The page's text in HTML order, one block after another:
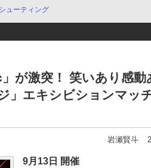
シューティング
が激突！ 笑いあり感動
」エキシビションマッ
岩瀬賢斗
9月13日 開催